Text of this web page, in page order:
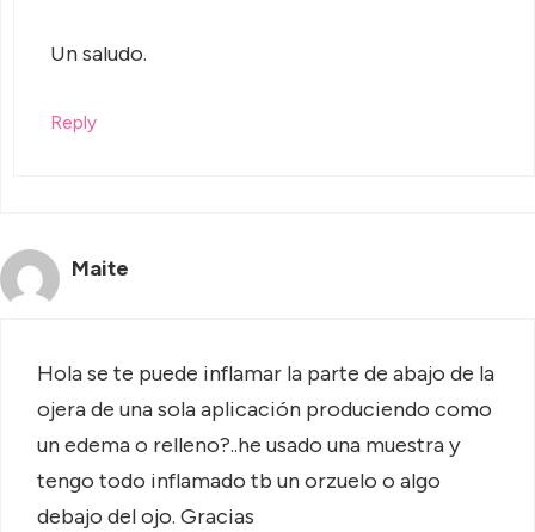
Un saludo.
Reply
Maite
Hola se te puede inflamar la parte de abajo de la
ojera de una sola aplicación produciendo como
un edema o relleno?..he usado una muestra y
tengo todo inflamado tb un orzuelo o algo
debajo del ojo. Gracias